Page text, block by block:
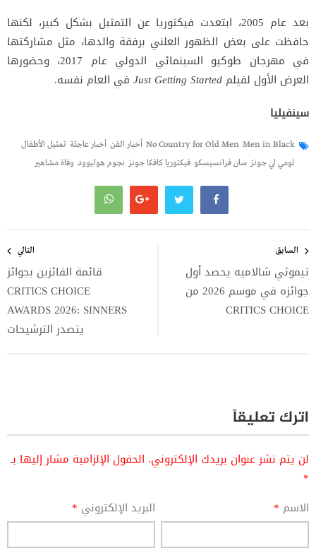
بعد عام 2005، ابتعدت فيكتوريا عن التمثيل بشكل كبير، لكنها
حافظت على بعض الظهور العلني برفقة والدها، مثل مشاركتها
في مهرجان طوكيو السينمائي الدولي عام 2017، وحضورها
العرض الأول لفيلم Just Getting Started في العام نفسه.
سينفيليا
Men in Black
No Country for Old Men أخبار الفن أخبار عاجلة تمثيل الأطفال
تومي لي جونز سان فرانسيسكو فيكتوريا كافكا جونز نجوم هوليوود وفاة مشاهير
المقالات
السابق
تيموثي شالاميه يحصد أول
جوائزه في موسم 2026 من
CRITICS CHOICE
التالي
قائمة الفائزين بجوائز
CRITICS CHOICE
AWARDS 2026: SINNERS
يتصدر الترشيحات
اترك تعليقاً
لن يتم نشر عنوان بريدك الإلكتروني. الحقول الإلزامية مشار إليها بـ
*
الاسم * البريد الإلكتروني *